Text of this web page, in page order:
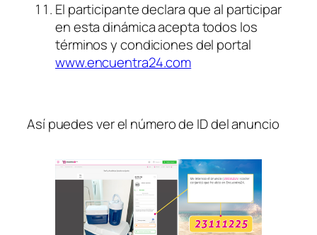
El participante declara que al participar
en esta dinámica acepta todos los
www.encuentra24.com
Así puedes ver el número de ID del anuncio